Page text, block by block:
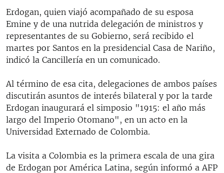
Erdogan, quien viajó acompañado de su esposa
Emine y de una nutrida delegación de ministros y
representantes de su Gobierno, será recibido el
martes por Santos en la presidencial Casa de Nariño,
indicó la Cancillería en un comunicado.
Al término de esa cita, delegaciones de ambos países
discutirán asuntos de interés bilateral y por la tarde
Erdogan inaugurará el simposio "1915: el año más
largo del Imperio Otomano", en un acto en la
Universidad Externado de Colombia.
La visita a Colombia es la primera escala de una gira
de Erdogan por América Latina, según informó a AFP